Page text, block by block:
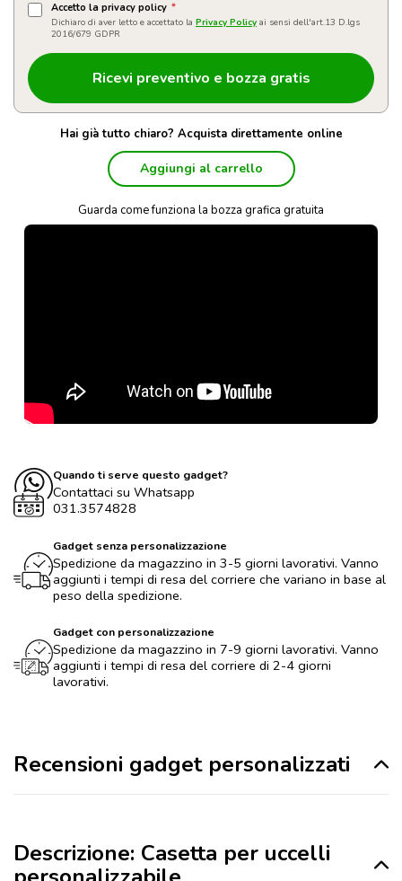
Accetto la privacy policy *
Dichiaro di aver letto e accettato la Privacy Policy ai sensi dell'art.13 D.lgs
2016/679 GDPR
Hai già tutto chiaro? Acquista direttamente online
Aggiungi al carrello
Guarda come funziona la bozza grafica gratuita
Quando ti serve questo gadget?
Contattaci su Whatsapp
031.3574828
Gadget senza personalizzazione
Spedizione da magazzino in 3-5 giorni lavorativi. Vanno
aggiunti i tempi di resa del corriere che variano in base al
peso della spedizione.
Gadget con personalizzazione
Spedizione da magazzino in 7-9 giorni lavorativi. Vanno
aggiunti i tempi di resa del corriere di 2-4 giorni
lavorativi.
Recensioni gadget personalizzati
Descrizione: Casetta per uccelli